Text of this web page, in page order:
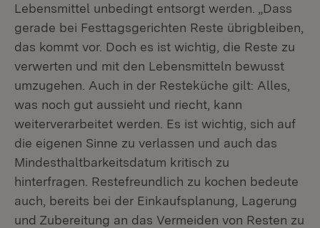
Lebensmittel unbedingt entsorgt werden. „Dass
gerade bei Festtagsgerichten Reste übrigbleiben,
das kommt vor. Doch es ist wichtig, die Reste zu
verwerten und mit den Lebensmitteln bewusst
umzugehen. Auch in der Resteküche gilt: Alles,
was noch gut aussieht und riecht, kann
weiterverarbeitet werden. Es ist wichtig, sich auf
die eigenen Sinne zu verlassen und auch das
Mindesthaltbarkeitsdatum kritisch zu
hinterfragen. Restefreundlich zu kochen bedeute
auch, bereits bei der Einkaufsplanung, Lagerung
und Zubereitung an das Vermeiden von Resten zu